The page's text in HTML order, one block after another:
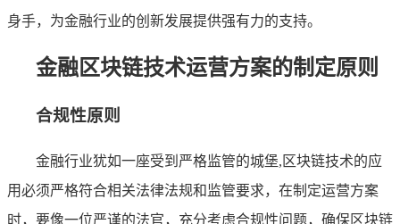
身手，为金融行业的创新发展提供强有力的支持。
金融区块链技术运营方案的制定原则
合规性原则
金融行业犹如一座受到严格监管的城堡,区块链技术的应
用必须严格符合相关法律法规和监管要求，在制定运营方案
时，要像一位严谨的法官，充分考虑合规性问题，确保区块链